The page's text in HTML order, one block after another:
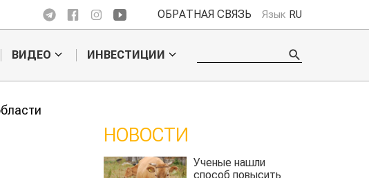
ОБРАТНАЯ СВЯЗЬ Язык RU
ВИДЕО ИНВЕСТИЦИИ
НОВОСТИ
Жара в Китае может
поднять цены на